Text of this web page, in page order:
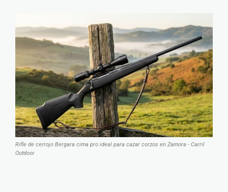
Rifle de cerrojo Bergara cima pro ideal para cazar corzos en Zamora - Carril
Outdoor